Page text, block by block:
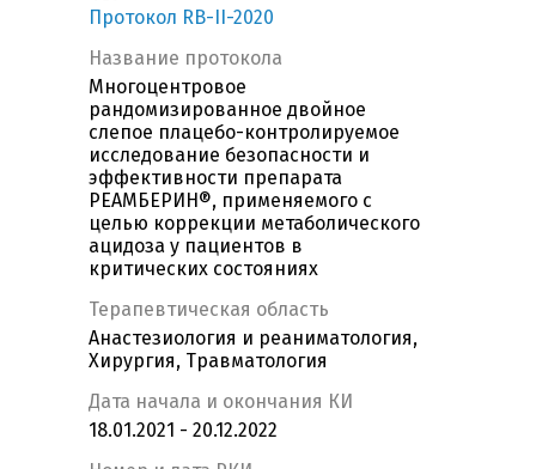
Протокол RB-II-2020
Название протокола
Многоцентровое
рандомизированное двойное
слепое плацебо-контролируемое
исследование безопасности и
эффективности препарата
РЕАМБЕРИН®, применяемого с
целью коррекции метаболического
ацидоза у пациентов в
критических состояниях
Терапевтическая область
Анастезиология и реаниматология,
Хирургия, Травматология
Дата начала и окончания КИ
18.01.2021 - 20.12.2022